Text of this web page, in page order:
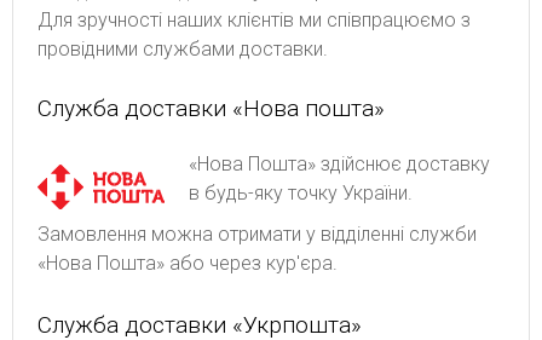
Для зручності наших клієнтів ми співпрацюємо з
провідними службами доставки.
Служба доставки «Нова пошта»
«Нова Пошта» здійснює доставку
в будь-яку точку України.
Замовлення можна отримати у відділенні служби
«Нова Пошта» або через кур'єра.
Служба доставки «Укрпошта»